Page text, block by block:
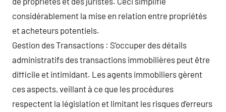
considérablement la mise en relation entre propriétés
et acheteurs potentiels.
Gestion des Transactions : S’occuper des détails
administratifs des transactions immobilières peut être
difficile et intimidant. Les agents immobiliers gèrent
ces aspects, veillant à ce que les procédures
respectent la législation et limitant les risques d’erreurs